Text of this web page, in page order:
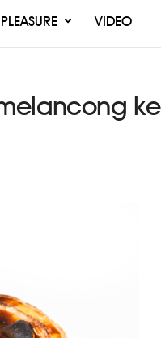
PLEASURE VIDEO
ke